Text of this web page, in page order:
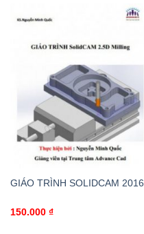
GIÁO TRÌNH SOLIDCAM 2016
150.000 ₫